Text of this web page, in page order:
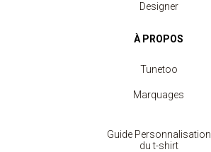
Designer
À PROPOS
Tunetoo
Marquages
Guide Personnalisation
du t-shirt